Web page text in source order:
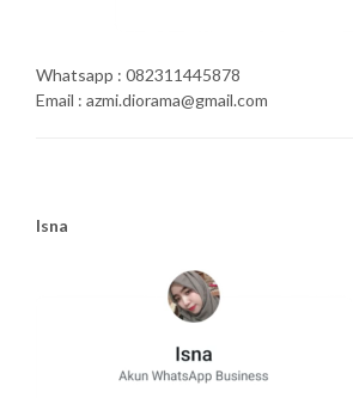
Whatsapp : 082311445878
Email : azmi.diorama@gmail.com
Isna